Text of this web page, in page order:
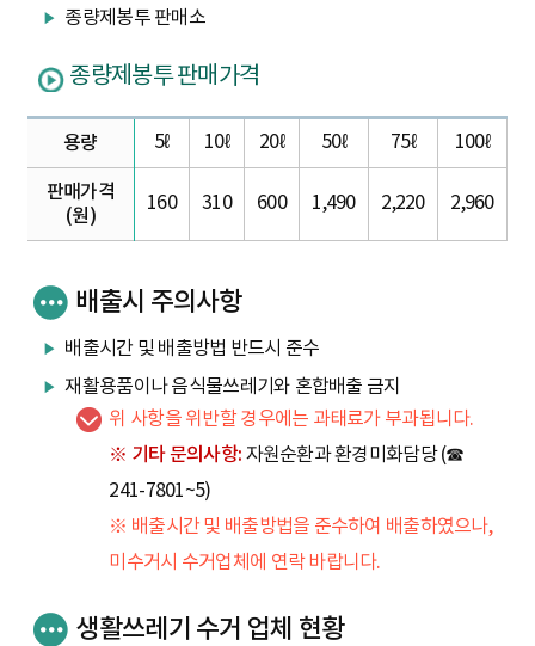
종량제봉투 판매소
종량제봉투 판매가격
용량 5ℓ 10ℓ 20ℓ 50ℓ 75ℓ 100ℓ
판매가격
(원)
160 310 600 1,490 2,220 2,960
배출시 주의사항
배출시간 및 배출방법 반드시 준수
재활용품이나 음식물쓰레기와 혼합배출 금지
위 사항을 위반할 경우에는 과태료가 부과됩니다.
※ 기타 문의사항: 자원순환과 환경미화담당 (☎
241-7801~5)
※ 배출시간 및 배출방법을 준수하여 배출하였으나,
미수거시 수거업체에 연락 바랍니다.
생활쓰레기 수거 업체 현황